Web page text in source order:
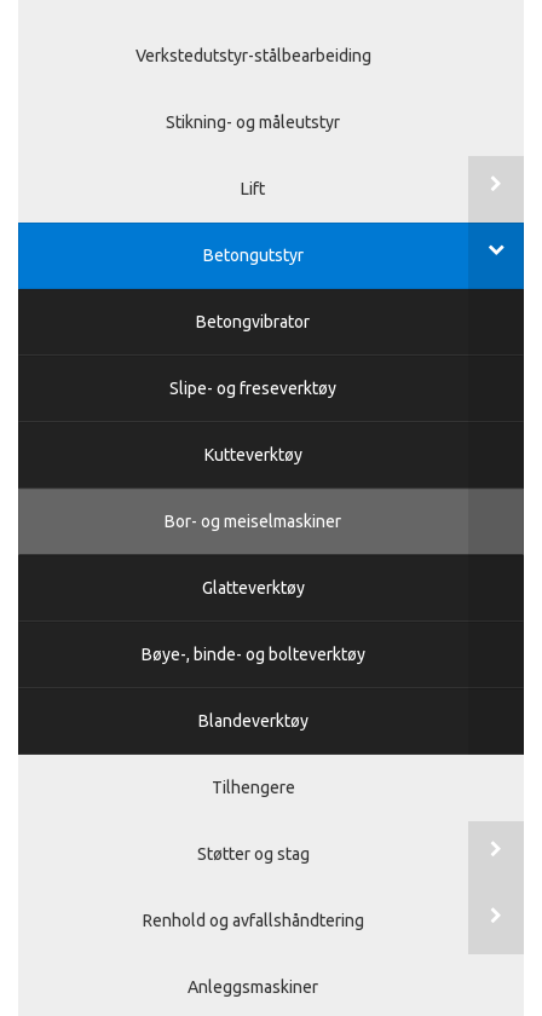
Verkstedutstyr-stålbearbeiding
Stikning- og måleutstyr
Lift
Betongutstyr
Betongvibrator
Slipe- og freseverktøy
Kutteverktøy
Bor- og meiselmaskiner
Glatteverktøy
Bøye-, binde- og bolteverktøy
Blandeverktøy
Tilhengere
Støtter og stag
Renhold og avfallshåndtering
Anleggsmaskiner